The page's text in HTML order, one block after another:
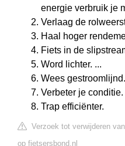
energie verbruik je
Verlaag de
Haal hoger
Fiets in de
Word lichter. ...
Wees
Verbeter je conditie.
Trap efficiënter.
Verzoek tot verwijderen
op fietsersbond.nl